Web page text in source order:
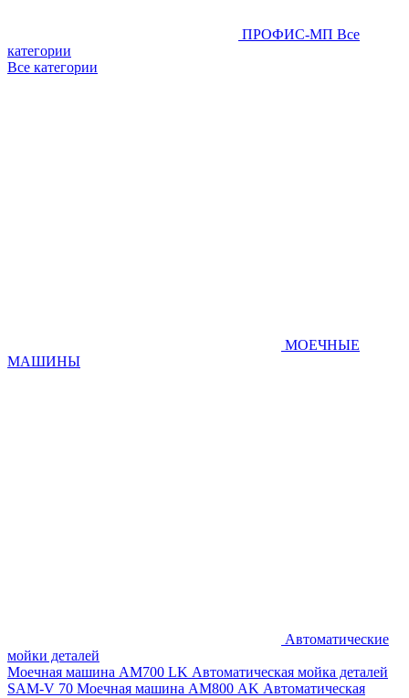
ПРОФИС-МП Все
категории
Все категории
МОЕЧНЫЕ
МАШИНЫ
Автоматические
мойки деталей
Моечная машина AM700 LK Автоматическая мойка деталей
SAM-V 70 Моечная машина АМ800 AK Автоматическая